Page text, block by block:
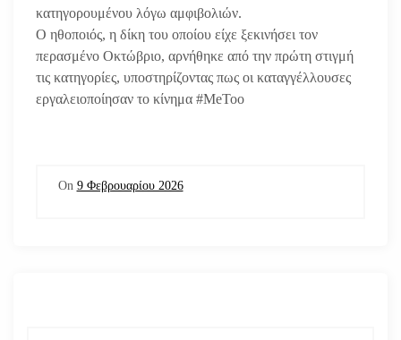
κατηγορουμένου λόγω αμφιβολιών.
Ο ηθοποιός, η δίκη του οποίου είχε ξεκινήσει τον
περασμένο Οκτώβριο, αρνήθηκε από την πρώτη στιγμή
τις κατηγορίες, υποστηρίζοντας πως οι καταγγέλλουσες
εργαλειοποίησαν το κίνημα #MeToo
On 9 Φεβρουαρίου 2026